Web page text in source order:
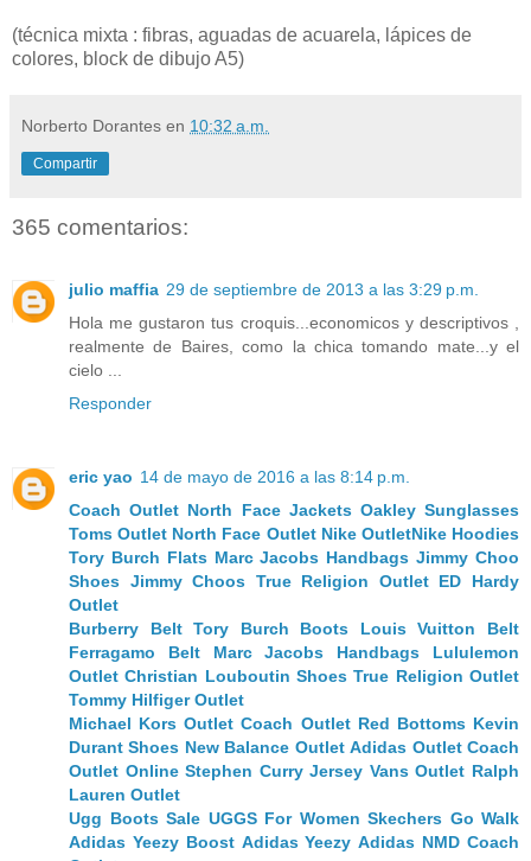
(técnica mixta : fibras, aguadas de acuarela, lápices de
colores, block de dibujo A5)
Norberto Dorantes en 10:32 a.m.
Compartir
365 comentarios:
julio maffia 29 de septiembre de 2013 a las 3:29 p.m.
Hola me gustaron tus croquis...economicos y descriptivos ,
realmente de Baires, como la chica tomando mate...y el
cielo ...
Responder
eric yao 14 de mayo de 2016 a las 8:14 p.m.
Coach Outlet North Face Jackets Oakley Sunglasses
Toms Outlet North Face Outlet Nike OutletNike Hoodies
Tory Burch Flats Marc Jacobs Handbags Jimmy Choo
Shoes Jimmy Choos True Religion Outlet ED Hardy
Outlet
Burberry Belt Tory Burch Boots
Louis Vuitton Belt
Ferragamo Belt
Marc Jacobs Handbags
Lululemon
Outlet Christian Louboutin Shoes True Religion Outlet
Tommy Hilfiger Outlet
Michael Kors Outlet Coach Outlet Red Bottoms Kevin
Durant Shoes New Balance Outlet Adidas Outlet Coach
Outlet Online Stephen Curry Jersey Vans Outlet Ralph
Lauren Outlet
Ugg Boots Sale UGGS For Women Skechers Go Walk
Adidas Yeezy Boost Adidas Yeezy Adidas NMD Coach